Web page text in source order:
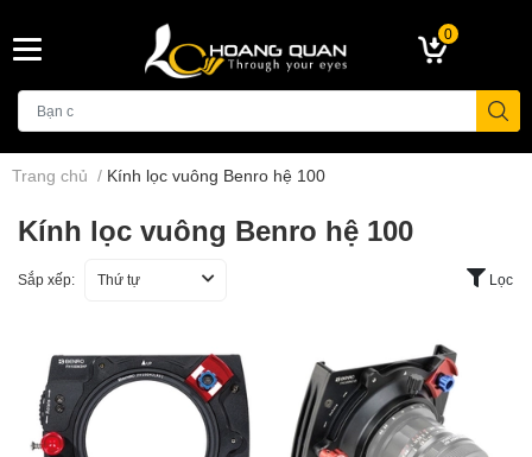
0
Trang chủ / Kính lọc vuông Benro hệ 100
Kính lọc vuông Benro hệ 100
Sắp xếp: Thứ tự Lọc